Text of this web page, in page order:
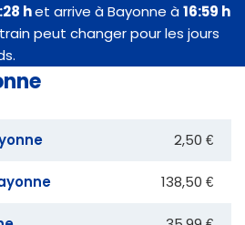
het arrive à Bayonne à16:59 h
peut changer pour les jours
2,50 €
138,50 €